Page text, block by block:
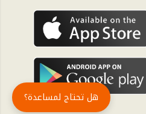
هل تحتاج لمساعدة؟